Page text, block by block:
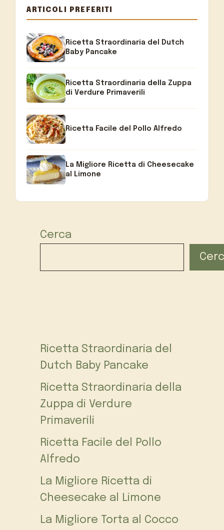
ARTICOLI PREFERITI
Ricetta Straordinaria del Dutch
Baby Pancake
Ricetta Straordinaria della Zuppa
di Verdure Primaverili
Ricetta Facile del Pollo Alfredo
La Migliore Ricetta di Cheesecake
al Limone
Cerca
Ricetta Straordinaria del
Dutch Baby Pancake
Ricetta Straordinaria della
Zuppa di Verdure
Primaverili
Ricetta Facile del Pollo
Alfredo
La Migliore Ricetta di
Cheesecake al Limone
La Migliore Torta al Cocco